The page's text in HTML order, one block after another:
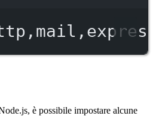
è possibile impostare alcune